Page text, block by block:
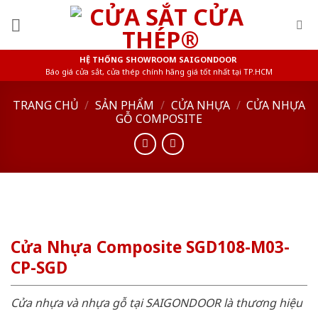
HỆ THỐNG SHOWROOM SAIGONDOOR
Báo giá cửa sắt, cửa thép chính hãng giá tốt nhất tại TP.HCM
TRANG CHỦ / SẢN PHẨM / CỬA NHỰA / CỬA NHỰA
GỖ COMPOSITE
Cửa Nhựa Composite SGD108-M03-
CP-SGD
Cửa nhựa và nhựa gỗ tại SAIGONDOOR là thương hiệu